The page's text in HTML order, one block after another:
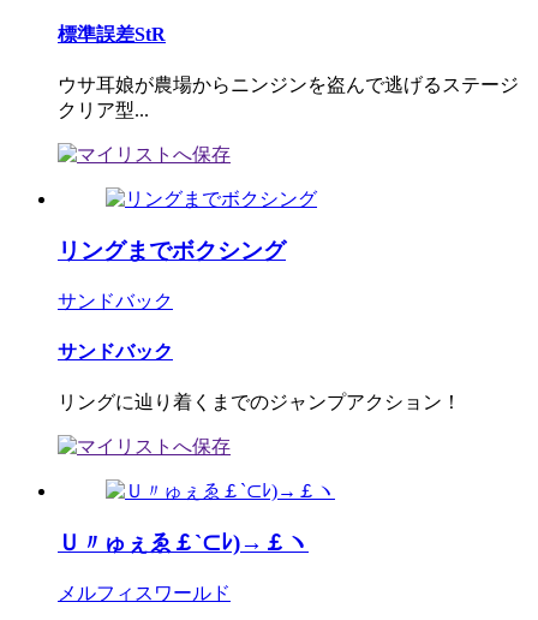
標準誤差StR
ウサ耳娘が農場からニンジンを盗んで逃げるステージ
クリア型...
リングまでボクシング
サンドバック
サンドバック
リングに辿り着くまでのジャンプアクション！
Ｕ〃ゅぇゑ￡`⊂ﾚ)→￡ヽ
メルフィスワールド